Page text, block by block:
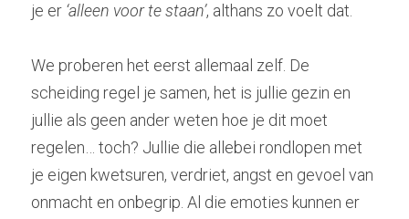
je er ‘alleen voor te staan’, althans zo voelt dat.
We proberen het eerst allemaal zelf. De
scheiding regel je samen, het is jullie gezin en
jullie als geen ander weten hoe je dit moet
regelen… toch? Jullie die allebei rondlopen met
je eigen kwetsuren, verdriet, angst en gevoel van
onmacht en onbegrip. Al die emoties kunnen er